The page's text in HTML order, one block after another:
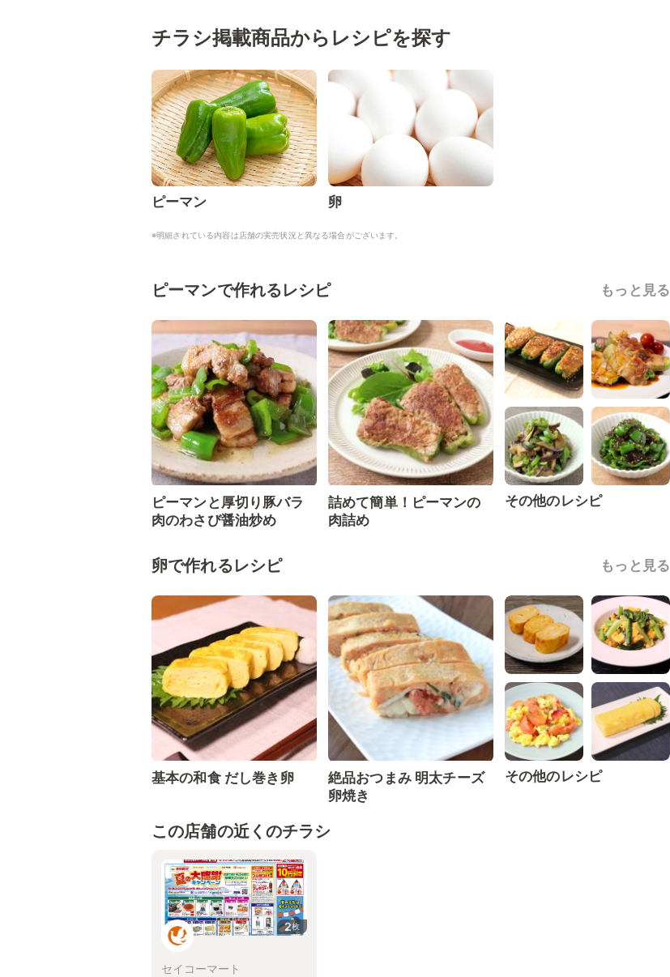
チラシ掲載商品からレシピを探す
ピーマン 卵
※明細されている内容は店舗の実売状況と異なる場合がございます。
ピーマンで作れるレシピ もっと見る
ピーマンと厚切り豚バラ
肉のわさび醤油炒め
詰めて簡単！ピーマンの
肉詰め
その他のレシピ
卵で作れるレシピ もっと見る
基本の和食 だし巻き卵
絶品おつまみ 明太チーズ
卵焼き
その他のレシピ
この店舗の近くのチラシ
2枚
セイコーマート